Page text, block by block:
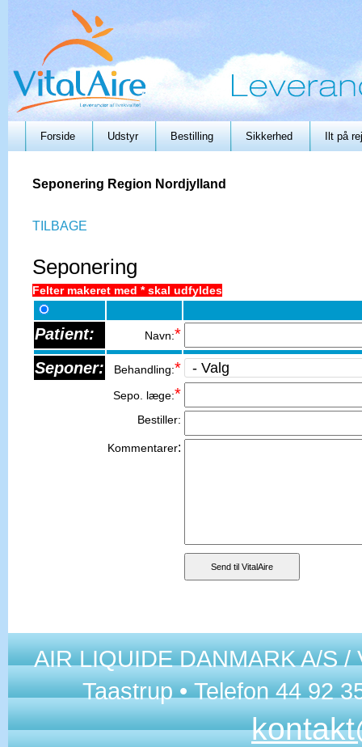
Forside Udstyr Bestilling Sikkerhed Ilt på
Seponering Region Nordjylland
TILBAGE
Seponering
Felter makeret med * skal udfyldes
Patient: Navn:*
Seponer:
Behandling:*
Sepo. læge:*
Bestiller:
Kommentarer:
AIR LIQUIDE DANMARK A/S /
Taastrup • Telefon 44 92